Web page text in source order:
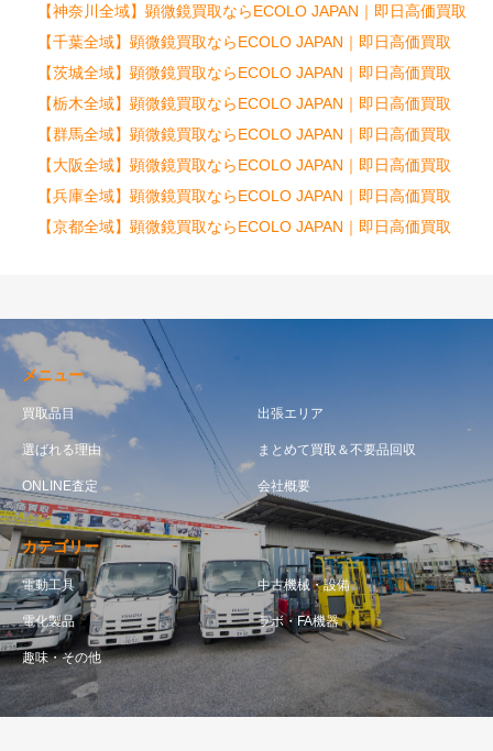
【神奈川全域】顕微鏡買取ならECOLO JAPAN｜即日高価買取
【千葉全域】顕微鏡買取ならECOLO JAPAN｜即日高価買取
【茨城全域】顕微鏡買取ならECOLO JAPAN｜即日高価買取
【栃木全域】顕微鏡買取ならECOLO JAPAN｜即日高価買取
【群馬全域】顕微鏡買取ならECOLO JAPAN｜即日高価買取
【大阪全域】顕微鏡買取ならECOLO JAPAN｜即日高価買取
【兵庫全域】顕微鏡買取ならECOLO JAPAN｜即日高価買取
【京都全域】顕微鏡買取ならECOLO JAPAN｜即日高価買取
メニュー
買取品目 出張エリア
選ばれる理由 まとめて買取＆不要品回収
ONLINE査定 会社概要
カテゴリー
電動工具 中古機械・設備
電化製品 ラボ・FA機器
趣味・その他